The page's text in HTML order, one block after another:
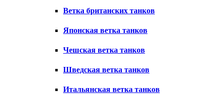
Ветка британских танков
Японская ветка танков
Чешская ветка танков
Шведская ветка танков
Итальянская ветка танков